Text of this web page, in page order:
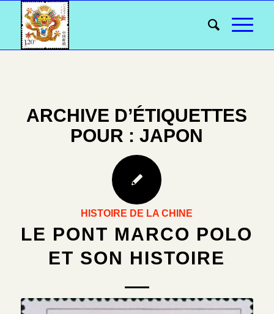
ARCHIVE D’ÉTIQUETTES
POUR :JAPON
HISTOIRE DE LA CHINE
LE PONT MARCO POLO
ET SON HISTOIRE